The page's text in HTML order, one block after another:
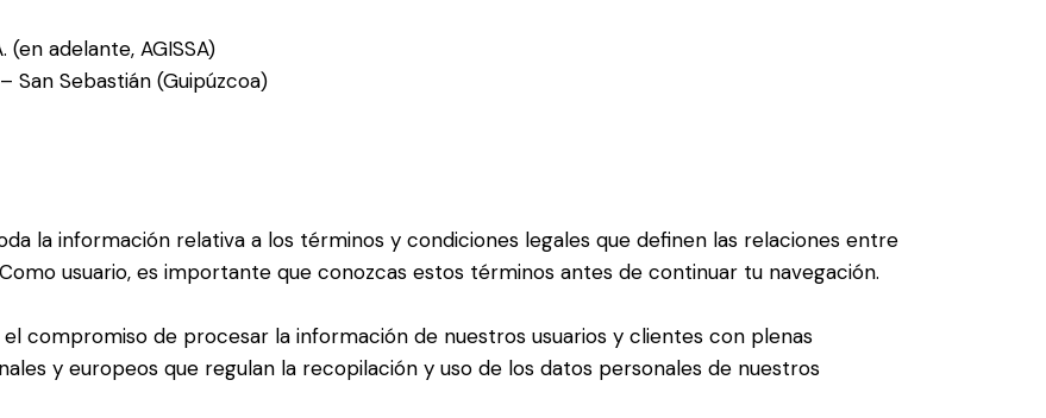
(en adelante, AGISSA)
San Sebastián (Guipúzcoa)
la información relativa a los términos y condiciones legales que definen las relaciones entre
usuario, es importante que conozcas estos términos antes de continuar tu navegación.
el compromiso de procesar la información de nuestros usuarios y clientes con plenas
y europeos que regulan la recopilación y uso de los datos personales de nuestros